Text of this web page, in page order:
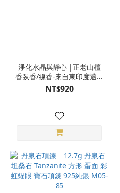
淨化水晶與靜心 |正老山檀
香臥香/線香-來自東印度邁索
爾
NT$920